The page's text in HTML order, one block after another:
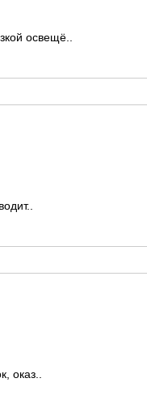
освещё..
оказ..